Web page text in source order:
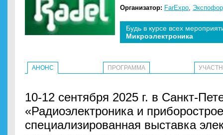
Организатор: FarExpo,
Будь в курсе всех
Микроэлектроника
АНОНС ПРОГРАММА
10-12 сентября 2025 г. в Санкт-
«Радиоэлектроника и
специализированная выставка